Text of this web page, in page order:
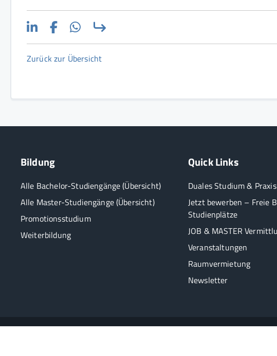
Zurück zur Übersicht
Bildung
Alle Bachelor-Studiengänge (Übersicht)
Alle Master-Studiengänge (Übersicht)
Promotionsstudium
Weiterbildung
Quick Links
Duales Studium & Praxis
Jetzt bewerben – Freie
Studienplätze
JOB & MASTER
Veranstaltungen
Raumvermietung
Newsletter